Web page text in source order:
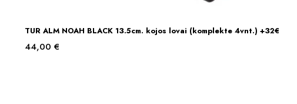
Į KREPŠELĮ
TUR ALM NOAH BLACK 13.5cm. kojos lovai (komplekte 4vnt.) +32€
44,00 €